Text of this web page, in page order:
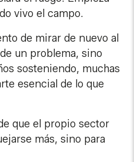
vivo el campo.
de mirar de nuevo al
un problema, sino
sosteniendo, muchas
esencial de lo que
que el propio sector
más, sino para